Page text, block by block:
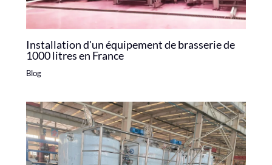
Installation d'un équipement de brasserie de
1000 litres en France
Blog